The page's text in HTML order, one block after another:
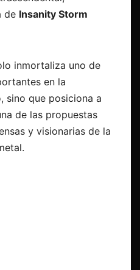
de Insanity Storm
inmortaliza uno de
en la
sino que posiciona a
de las propuestas
y visionarias de la